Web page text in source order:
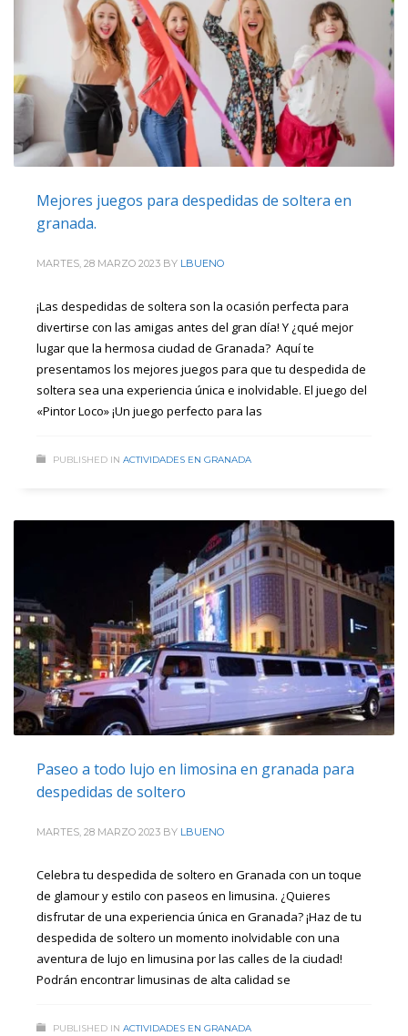
Mejores juegos para despedidas de soltera en
granada.
MARTES, 28 MARZO 2023 BY LBUENO
¡Las despedidas de soltera son la ocasión perfecta para
divertirse con las amigas antes del gran día! Y ¿qué mejor
lugar que la hermosa ciudad de Granada? Aquí te
presentamos los mejores juegos para que tu despedida de
soltera sea una experiencia única e inolvidable. El juego del
«Pintor Loco» ¡Un juego perfecto para las
PUBLISHED IN ACTIVIDADES EN GRANADA
Paseo a todo lujo en limosina en granada para
despedidas de soltero
MARTES, 28 MARZO 2023 BY LBUENO
Celebra tu despedida de soltero en Granada con un toque
de glamour y estilo con paseos en limusina. ¿Quieres
disfrutar de una experiencia única en Granada? ¡Haz de tu
despedida de soltero un momento inolvidable con una
aventura de lujo en limusina por las calles de la ciudad!
Podrán encontrar limusinas de alta calidad se
PUBLISHED IN ACTIVIDADES EN GRANADA